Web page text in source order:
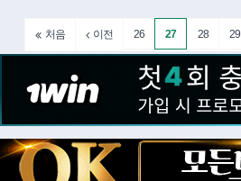
처음 이전 26 27 28 29